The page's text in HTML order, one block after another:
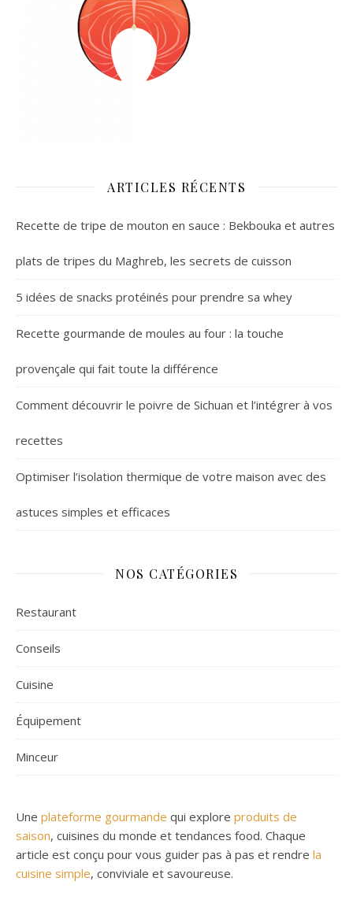
ARTICLES RÉCENTS
Recette de tripe de mouton en sauce : Bekbouka et autres
plats de tripes du Maghreb, les secrets de cuisson
5 idées de snacks protéinés pour prendre sa whey
Recette gourmande de moules au four : la touche
provençale qui fait toute la différence
Comment découvrir le poivre de Sichuan et l’intégrer à vos
recettes
Optimiser l’isolation thermique de votre maison avec des
astuces simples et efficaces
NOS CATÉGORIES
Restaurant
Conseils
Cuisine
Équipement
Minceur
Une plateforme gourmande qui explore produits de
saison, cuisines du monde et tendances food. Chaque
article est conçu pour vous guider pas à pas et rendre la
cuisine simple, conviviale et savoureuse.